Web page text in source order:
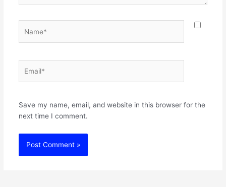
Save my name, email, and website in this browser for the
next time I comment.